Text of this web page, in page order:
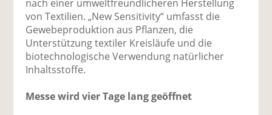
nach einer umweltfreundlicheren Herstellung
von Textilien. „New Sensitivity“ umfasst die
Gewebeproduktion aus Pflanzen, die
Unterstützung textiler Kreisläufe und die
biotechnologische Verwendung natürlicher
Inhaltsstoffe.
Messe wird vier Tage lang geöffnet